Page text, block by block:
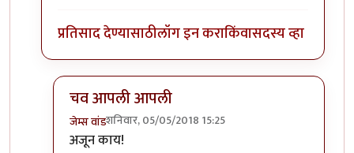
प्रतिसाद देण्यासाठीलॉग इन कराकिंवासदस्य व्हा
चव आपली आपली
जेम्स वांडशनिवार, 05/05/2018 15:25
In reply to
अजून काय!